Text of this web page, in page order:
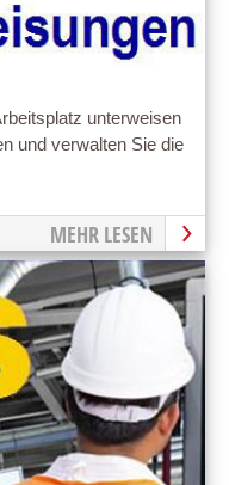
unterweisen
und verwalten Sie die
MEHR LESEN